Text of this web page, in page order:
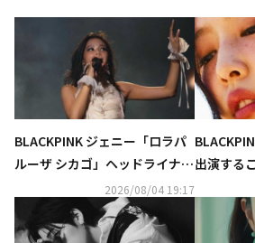
BLACKPINK ジェニー「ロラパ
ルーザ シカゴ」ヘッドライナー
を飾る！熱いステージ披露
2026/08/04 19:17
出演する
OWN」